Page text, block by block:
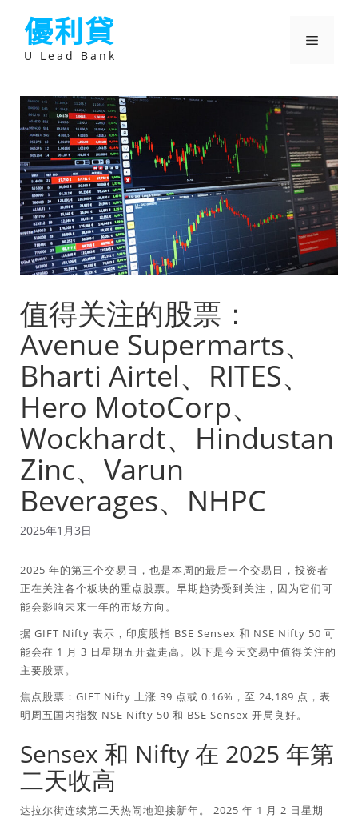
優利貸
U Lead Bank
選
值得关注的股票：
Avenue Supermarts、
Bharti Airtel、RITES、
Hero MotoCorp、
Wockhardt、Hindustan
Zinc、Varun
Beverages、NHPC
2025年1月3日
2025 年的第三个交易日，也是本周的最后一个交易日，投资者
正在关注各个板块的重点股票。早期趋势受到关注，因为它们可
能会影响未来一年的市场方向。
据 GIFT Nifty 表示，印度股指 BSE Sensex 和 NSE Nifty 50 可
能会在 1 月 3 日星期五开盘走高。以下是今天交易中值得关注的
主要股票。
焦点股票：GIFT Nifty 上涨 39 点或 0.16%，至 24,189 点，表
明周五国内指数 NSE Nifty 50 和 BSE Sensex 开局良好。
Sensex 和 Nifty 在 2025 年第
二天收高
达拉尔街连续第二天热闹地迎接新年。 2025 年 1 月 2 日星期